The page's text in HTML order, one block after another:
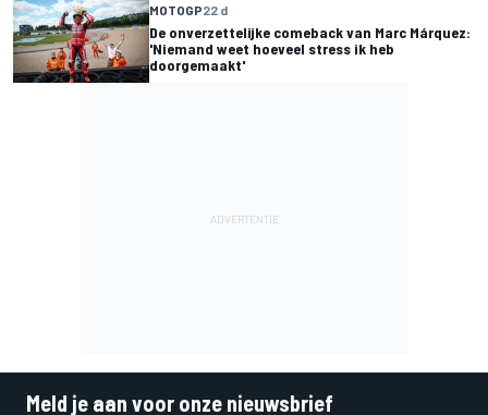
MOTOGP22 d
De onverzettelijke comeback van Marc Márquez:
'Niemand weet hoeveel stress ik heb
doorgemaakt'
Meld je aan voor onze nieuwsbrief